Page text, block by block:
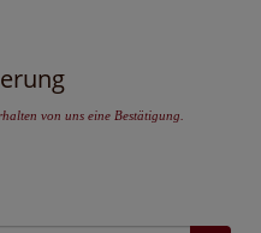
von uns eine Bestätigung.